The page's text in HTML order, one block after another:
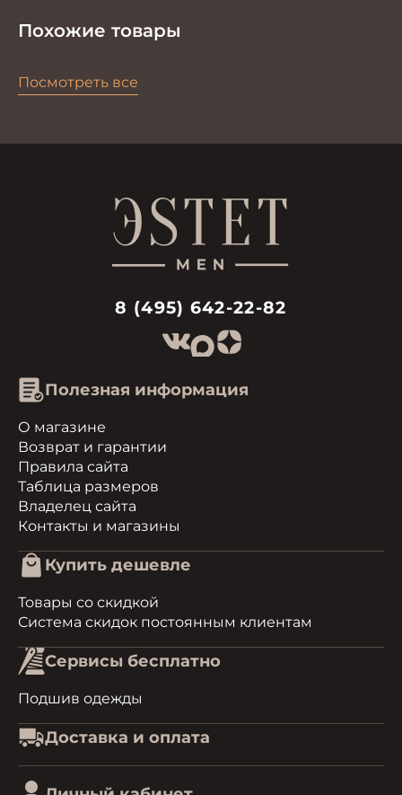
Похожие товары
Посмотреть все
8 (495) 642-22-82
Полезная информация
О магазине
Возврат и гарантии
Правила сайта
Таблица размеров
Владелец сайта
Контакты и магазины
Купить дешевле
Товары со скидкой
Система скидок постоянным клиентам
Сервисы бесплатно
Подшив одежды
Доставка и оплата